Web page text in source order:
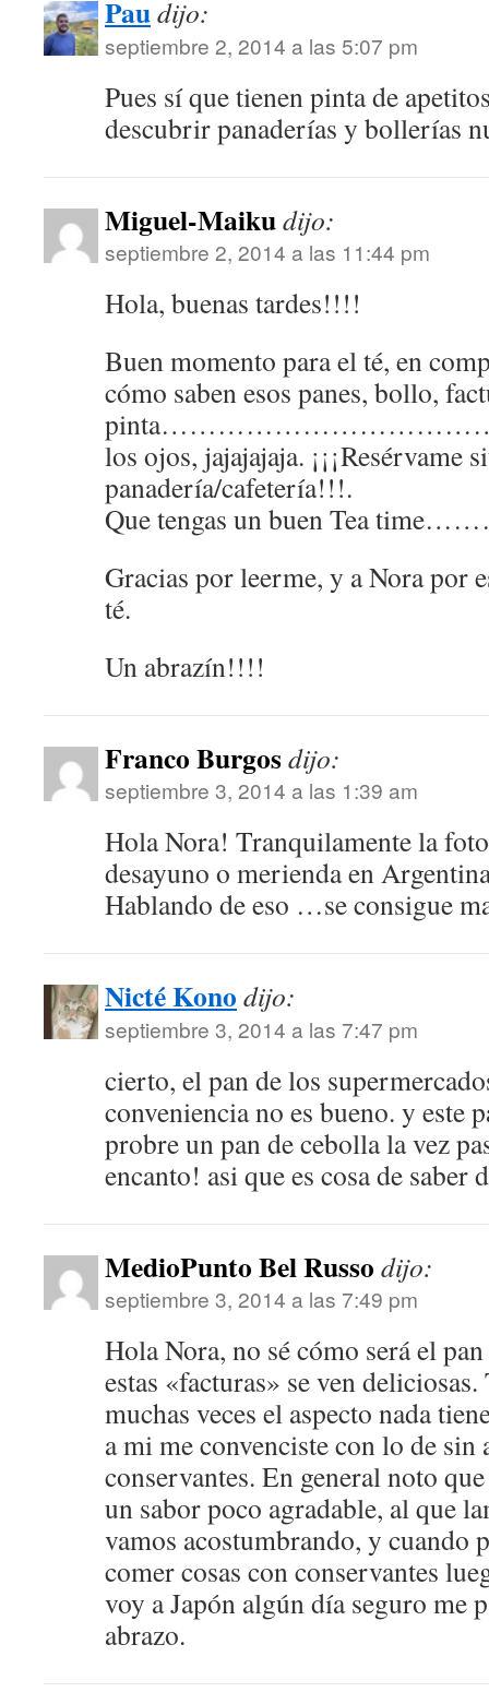
Paudijo:
septiembre 2, 2014 a las 5:07 pm
Pues sí que tienen pinta de
descubrir panaderías y bollerías
Miguel-Maikudijo:
septiembre 2, 2014 a las 11:44 pm
Hola, buenas tardes!!!!
Buen momento para el té, en
cómo saben esos panes, bollo,
pinta……………………………….
los ojos, jajajajaja. ¡¡¡Resérvame
panadería/cafetería!!!.
Que tengas un buen Tea
Gracias por leerme, y a Nora por
té.
Un abrazín!!!!
Franco Burgosdijo:
septiembre 3, 2014 a las 1:39 am
Hola Nora! Tranquilamente la
desayuno o merienda en
Hablando de eso …se consigue
Nicté Kono dijo:
septiembre 3, 2014 a las 7:47 pm
cierto, el pan de los
conveniencia no es bueno. y este
probre un pan de cebolla la vez
encanto! asi que es cosa de saber
MedioPunto Bel Russo dijo:
septiembre 3, 2014 a las 7:49 pm
Hola Nora, no sé cómo será el
estas «facturas» se ven
muchas veces el aspecto nada
a mi me convenciste con lo de sin
conservantes. En general noto
un sabor poco agradable, al que
vamos acostumbrando, y cuando
comer cosas con conservantes
voy a Japón algún día seguro me
abrazo.